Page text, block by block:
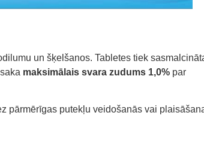
un šķelšanos. Tabletes tiek
maksimālais svara zudums 1,0% par
pārmērīgas putekļu veidošanās vai